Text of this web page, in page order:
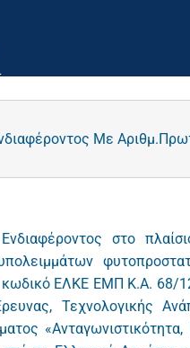
Με
στο
ΕΛΚΕ ΕΜΠ Κ.Α. 68/
Τεχνολογικής